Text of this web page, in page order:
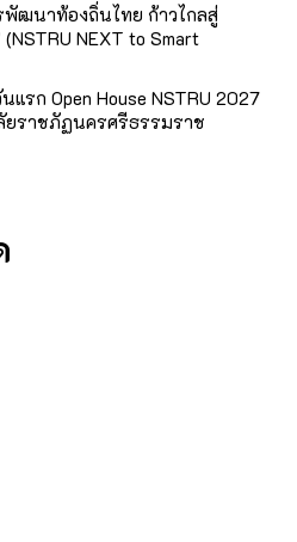
ฒนาท้องถิ่นไทย ก้าวไกลสู่
NEXT to Smart
รก Open House NSTRU 2027
ราชภัฏนครศรีธรรมราช